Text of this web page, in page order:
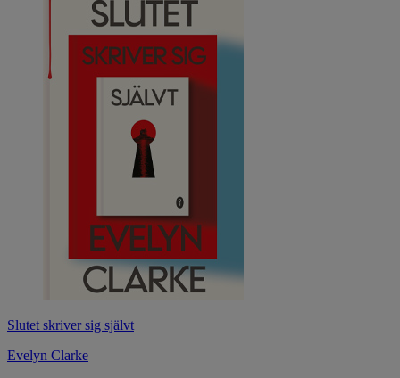
Slutet skriver sig självt
Evelyn Clarke